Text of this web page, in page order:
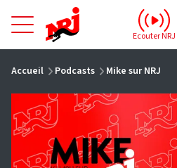
NRJ - Accueil
Ecouter NRJ
Accueil Podcasts Mike sur NRJ